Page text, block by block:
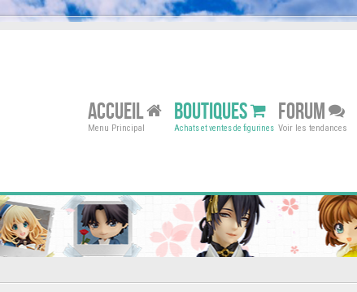
ACCUEIL
Menu Principal
BOUTIQUES
Achats et ventes de figurines
FORUM
Voir les tendances